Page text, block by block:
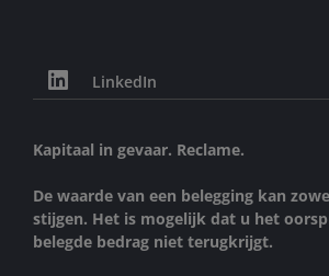
LinkedIn
Kapitaal in gevaar. Reclame.
De waarde van een belegging kan
stijgen. Het is mogelijk dat u het
belegde bedrag niet terugkrijgt.